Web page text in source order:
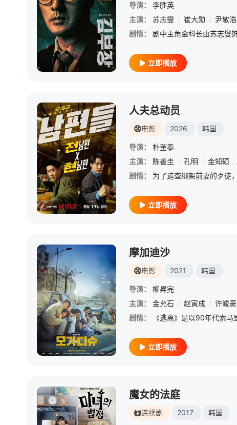
导演：
李胜英
主演：
苏志燮 / 崔大勋 / 尹敬浩
剧情：
立即播放
人夫总动员
电影 2026 韩国
导演：
朴奎泰
主演：
陈善圭 / 孔明 / 金知硕 /
剧情：
立即播放
摩加迪沙
电影 2021 韩国
导演：
柳昇完
主演：
金允石 / 赵寅成 / 许峻豪
剧情：
立即播放
魔女的法庭
连续剧 2017 韩国